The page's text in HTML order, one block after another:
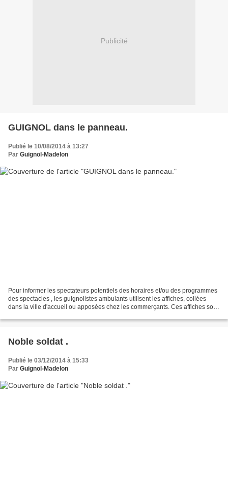
Publicité
GUIGNOL dans le panneau.
Publié le 10/08/2014 à 13:27
Par Guignol-Madelon
Pour informer les spectateurs potentiels des horaires et/ou des programmes
des spectacles , les guignolistes ambulants utilisent les affiches, collées
dans la ville d'accueil ou apposées chez les commerçants. Ces affiches sont
Noble soldat .
Publié le 03/12/2014 à 15:33
Par Guignol-Madelon